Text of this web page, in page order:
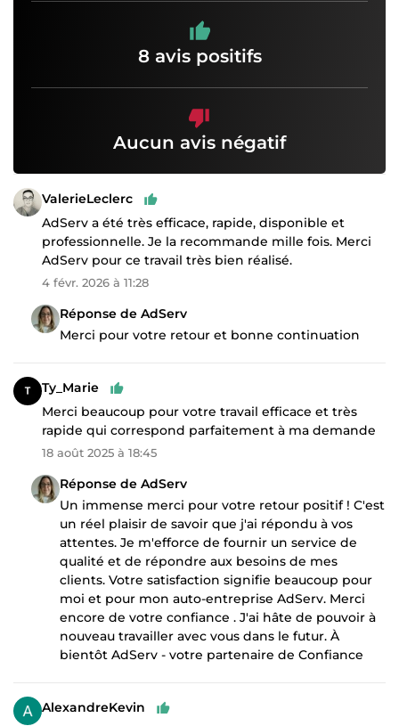
8 avis positifs
Aucun avis négatif
ValerieLeclerc
AdServ a été très efficace, rapide, disponible et
professionnelle. Je la recommande mille fois. Merci
AdServ pour ce travail très bien réalisé.
4 févr. 2026 à 11:28
Réponse de AdServ
Merci pour votre retour et bonne continuation
Ty_Marie
Merci beaucoup pour votre travail efficace et très
rapide qui correspond parfaitement à ma demande
18 août 2025 à 18:45
Réponse de AdServ
Un immense merci pour votre retour positif ! C'est
un réel plaisir de savoir que j'ai répondu à vos
attentes. Je m'efforce de fournir un service de
qualité et de répondre aux besoins de mes
clients. Votre satisfaction signifie beaucoup pour
moi et pour mon auto-entreprise AdServ. Merci
encore de votre confiance . J'ai hâte de pouvoir à
nouveau travailler avec vous dans le futur. À
bientôt AdServ - votre partenaire de Confiance
AlexandreKevin